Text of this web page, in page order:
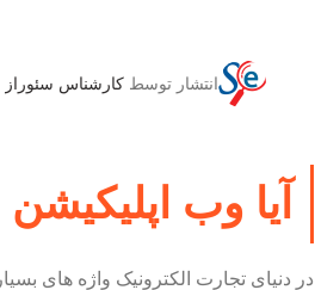
انتشار توسط کارشناس سئوراز
آیا وب
در دنیای تجارت الکترونیک واژه های